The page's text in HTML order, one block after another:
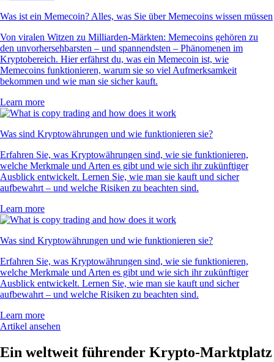
Was ist ein Memecoin? Alles, was Sie über Memecoins wissen müssen
Von viralen Witzen zu Milliarden-Märkten: Memecoins gehören zu
den unvorhersehbarsten – und spannendsten – Phänomenen im
Kryptobereich. Hier erfährst du, was ein Memecoin ist, wie
Memecoins funktionieren, warum sie so viel Aufmerksamkeit
bekommen und wie man sie sicher kauft.
Learn more
Was sind Kryptowährungen und wie funktionieren sie?
Erfahren Sie, was Kryptowährungen sind, wie sie funktionieren,
welche Merkmale und Arten es gibt und wie sich ihr zukünftiger
Ausblick entwickelt. Lernen Sie, wie man sie kauft und sicher
aufbewahrt – und welche Risiken zu beachten sind.
Learn more
Was sind Kryptowährungen und wie funktionieren sie?
Erfahren Sie, was Kryptowährungen sind, wie sie funktionieren,
welche Merkmale und Arten es gibt und wie sich ihr zukünftiger
Ausblick entwickelt. Lernen Sie, wie man sie kauft und sicher
aufbewahrt – und welche Risiken zu beachten sind.
Learn more
Artikel ansehen
Ein weltweit führender Krypto-Marktplatz